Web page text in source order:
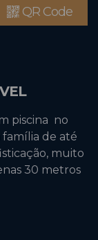
QR Code
piscina no
de até
muito
30 metros